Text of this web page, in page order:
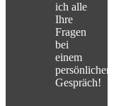
ich alle
Ihre
Fragen
bei
einem
persönlichen
Gespräch!